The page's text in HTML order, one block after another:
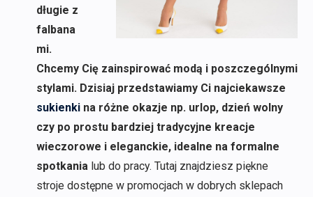
długie z
falbana
mi.
Chcemy Cię zainspirować modą i poszczególnymi
stylami. Dzisiaj przedstawiamy Ci najciekawsze
sukienkina różne okazje np. urlop, dzień wolny
czy po prostu bardziej tradycyjne kreacje
wieczorowe i eleganckie, idealne na formalne
spotkania lub do pracy. Tutaj znajdziesz piękne
stroje dostępne w promocjach w dobrych sklepach